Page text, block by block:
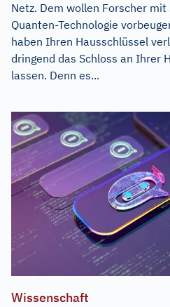
Netz. Dem wollen Forscher
Quanten-Technologie
haben Ihren Hausschlüssel
dringend das Schloss an Ihrer
lassen. Denn es...
Wissenschaft